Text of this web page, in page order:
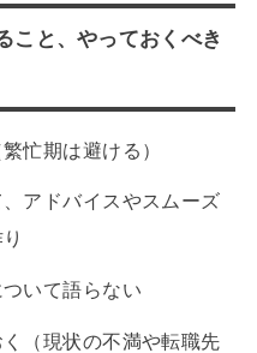
こと、やっておくべき
忙期は避ける）
アドバイスやスムーズ
いて語らない
（現状の不満や転職先